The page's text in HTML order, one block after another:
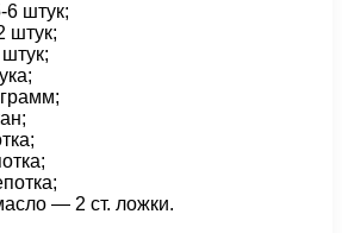
штук;
штук;
— 2 ст. ложки.